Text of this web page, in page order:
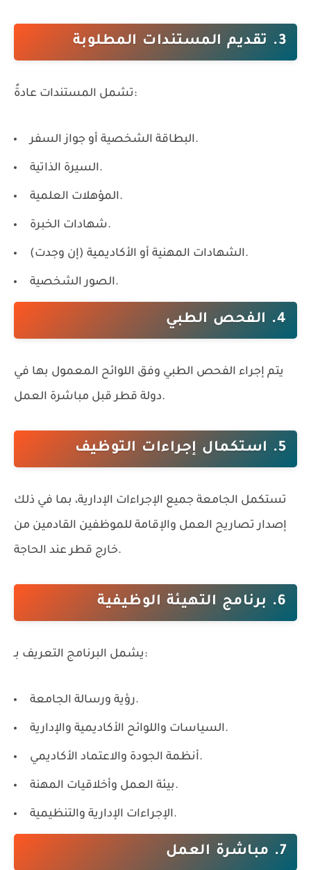
3. تقديم المستندات المطلوبة
تشمل المستندات عادةً:
البطاقة الشخصية أو جواز السفر.
السيرة الذاتية.
المؤهلات العلمية.
شهادات الخبرة.
الشهادات المهنية أو الأكاديمية (إن وجدت).
الصور الشخصية.
4. الفحص الطبي
يتم إجراء الفحص الطبي وفق اللوائح المعمول بها في
دولة قطر قبل مباشرة العمل.
5. استكمال إجراءات التوظيف
تستكمل الجامعة جميع الإجراءات الإدارية، بما في ذلك
إصدار تصاريح العمل والإقامة للموظفين القادمين من
خارج قطر عند الحاجة.
6. برنامج التهيئة الوظيفية
يشمل البرنامج التعريف بـ:
رؤية ورسالة الجامعة.
السياسات واللوائح الأكاديمية والإدارية.
أنظمة الجودة والاعتماد الأكاديمي.
بيئة العمل وأخلاقيات المهنة.
الإجراءات الإدارية والتنظيمية.
7. مباشرة العمل